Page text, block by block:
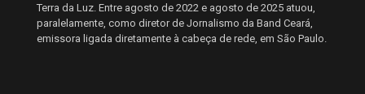
Terra da Luz. Entre agosto de 2022 e agosto de 2025 atuou,
paralelamente, como diretor de Jornalismo da Band Ceará,
emissora ligada diretamente à cabeça de rede, em São Paulo.